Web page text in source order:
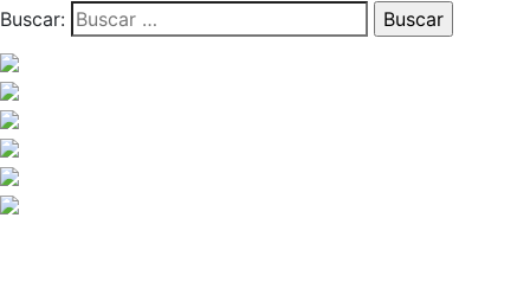
Buscar: